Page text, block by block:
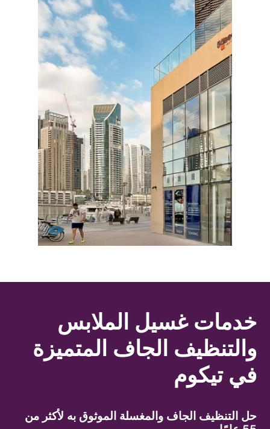
خدمات غسيل الملابس
والتنظيف الجاف المتميزة
في تيكوم
حل التنظيف الجاف والمغسلة الموثوق به لأكثر من